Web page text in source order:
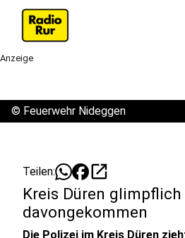
Anzeige
© Feuerwehr Nideggen
Teilen: open_in_new
Kreis Düren glimpflich
davongekommen
Die Polizei im Kreis Düren